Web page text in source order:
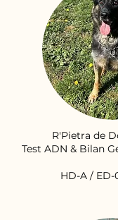
R'Pietra de
Test ADN & Bilan
HD-A / ED-